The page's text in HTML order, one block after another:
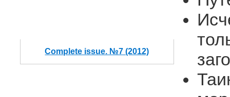
Complete issue. №7 (2012)